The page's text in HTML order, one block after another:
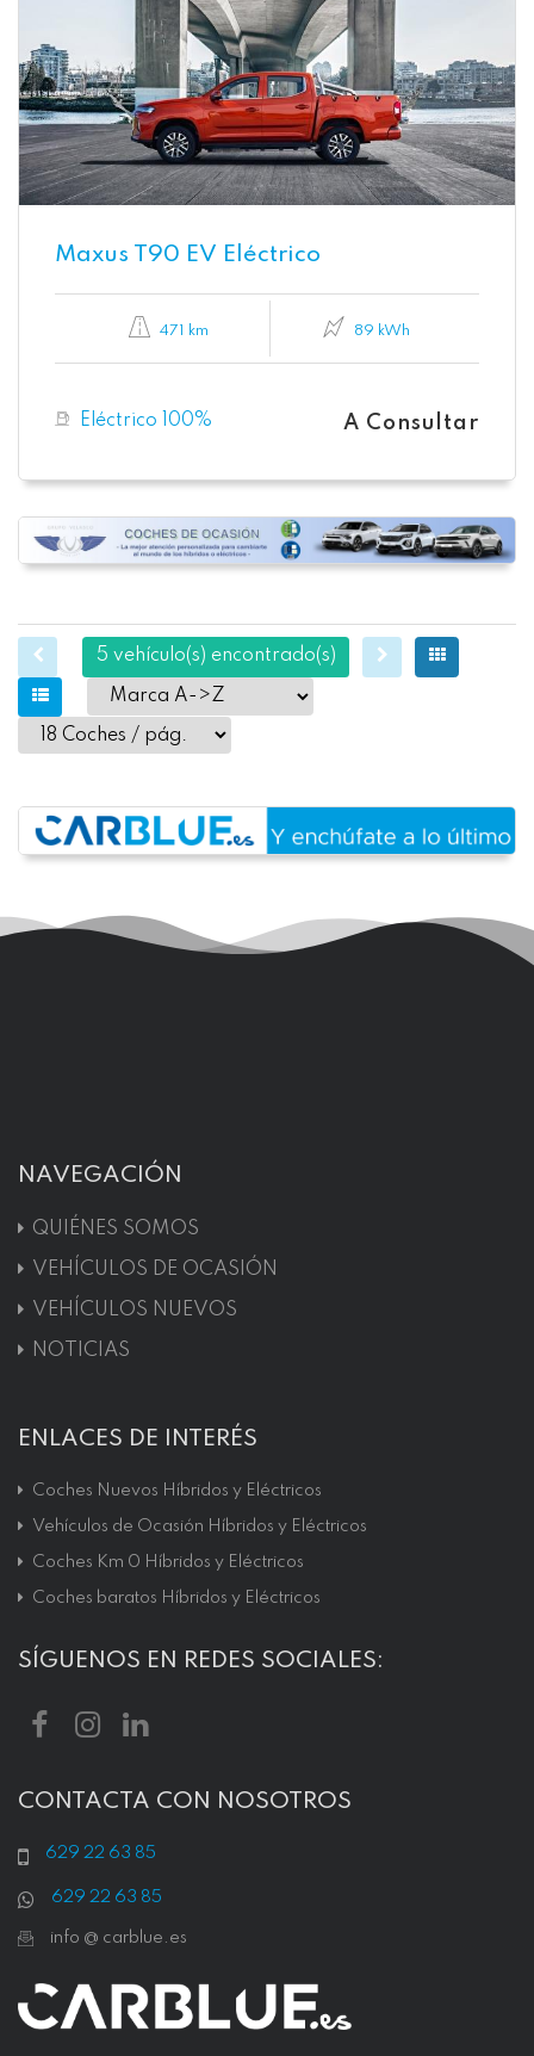
Maxus T90 EV Eléctrico
471 km 89 kWh
Eléctrico 100% A Consultar
5 vehículo(s) encontrado(s)
NAVEGACIÓN
QUIÉNES SOMOS
VEHÍCULOS DE OCASIÓN
VEHÍCULOS NUEVOS
NOTICIAS
ENLACES DE INTERÉS
Coches Nuevos Híbridos y Eléctricos
Vehículos de Ocasión Híbridos y Eléctricos
Coches Km 0 Híbridos y Eléctricos
Coches baratos Híbridos y Eléctricos
SÍGUENOS EN REDES SOCIALES:
CONTACTA CON NOSOTROS
629 22 63 85
629 22 63 85
info @ carblue.es